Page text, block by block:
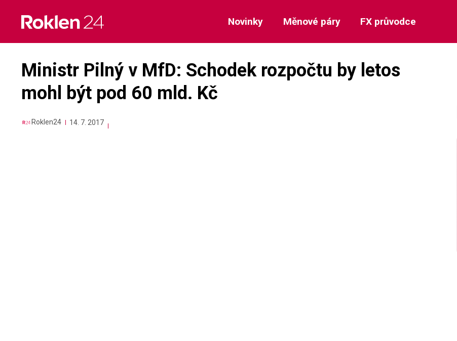
content
Novinky Měnové páry FX průvodce
Ministr Pilný v MfD: Schodek rozpočtu by letos
mohl být pod 60 mld. Kč
Roklen24 14. 7. 2017